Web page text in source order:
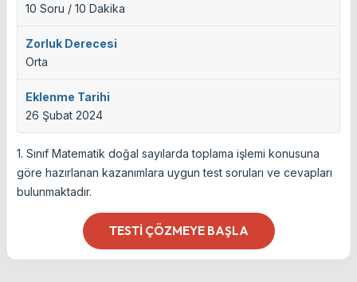
10 Soru / 10 Dakika
Zorluk Derecesi
Orta
Eklenme Tarihi
26 Şubat 2024
1. Sınıf Matematik doğal sayılarda toplama işlemi konusuna
göre hazırlanan kazanımlara uygun test soruları ve cevapları
bulunmaktadır.
TESTI ÇÖZMEYE BAŞLA